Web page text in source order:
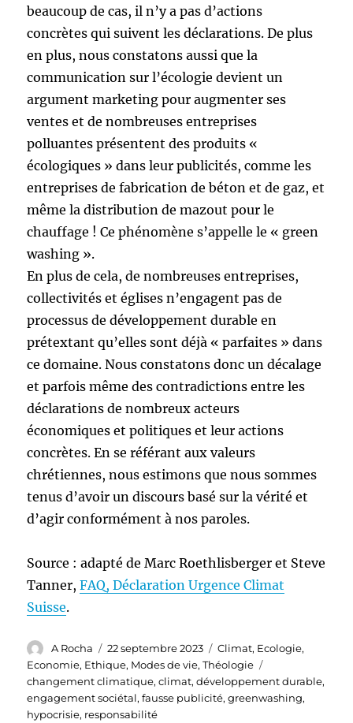
beaucoup de cas, il n’y a pas d’actions
concrètes qui suivent les déclarations. De plus
en plus, nous constatons aussi que la
communication sur l’écologie devient un
argument marketing pour augmenter ses
ventes et de nombreuses entreprises
polluantes présentent des produits «
écologiques » dans leur publicités, comme les
entreprises de fabrication de béton et de gaz, et
même la distribution de mazout pour le
chauffage ! Ce phénomène s’appelle le « green
washing ».
En plus de cela, de nombreuses entreprises,
collectivités et églises n’engagent pas de
processus de développement durable en
prétextant qu’elles sont déjà « parfaites » dans
ce domaine. Nous constatons donc un décalage
et parfois même des contradictions entre les
déclarations de nombreux acteurs
économiques et politiques et leur actions
concrètes. En se référant aux valeurs
chrétiennes, nous estimons que nous sommes
tenus d’avoir un discours basé sur la vérité et
d’agir conformément à nos paroles.
Source : adapté de Marc Roethlisberger et Steve
Tanner,FAQ, Déclaration Urgence Climat
Suisse.
Auteur
A Rocha
Publié
le
22 septembre 2023 Catégories
Climat, Ecologie,
Economie, Ethique, Modes de vie,Théologie
changement climatique,climat,développement durable,
engagement sociétal,fausse publicité,greenwashing,
hypocrisie, responsabilité